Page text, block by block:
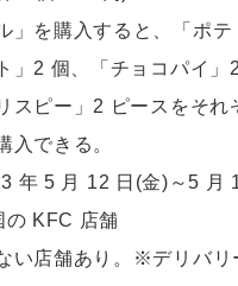
」を購入すると、「ポ
」2 個、「チョコパイ」
スピー」2 ピースをそれ
入できる。
年 5 月 12 日(金)～5 月
の KFC 店舗
い店舗あり。※デリバリ